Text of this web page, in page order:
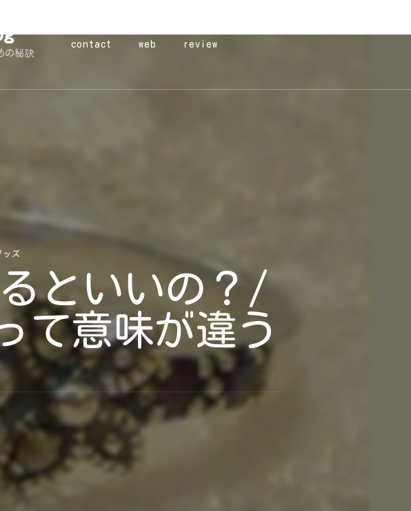
の秘訣
contact web review
ッズ
といいの？/
て意味が違う